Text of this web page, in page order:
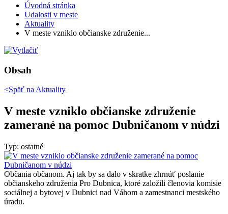
Úvodná stránka
Udalosti v meste
Aktuality
V meste vzniklo občianske združenie...
Obsah
<Späť na Aktuality
V meste vzniklo občianske združenie
zamerané na pomoc Dubničanom v núdzi
Typ: ostatné
Občania občanom. Aj tak by sa dalo v skratke zhrnúť poslanie
občianskeho združenia Pro Dubnica, ktoré založili členovia komisie
sociálnej a bytovej v Dubnici nad Váhom a zamestnanci mestského
úradu.